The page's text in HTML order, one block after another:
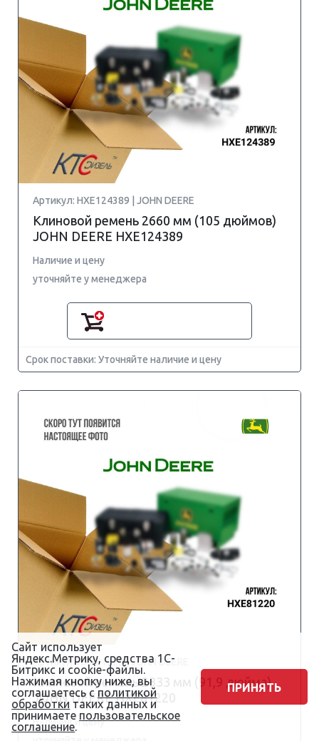
Артикул: HXE124389 | JOHN DEERE
Клиновой ремень 2660 мм (105 дюймов)
JOHN DEERE HXE124389
Наличие и цену
уточняйте у менеджера
Срок поставки: Уточняйте наличие и цену
Артикул: HXE81220 | JOHN DEERE
Клиновой ремень 2333 мм (91,9 дюйма)
JOHN DEERE HXE81220
Наличие и цену
Сайт использует
Яндекс.Метрику, средства 1С-
Битрикс и cookie-файлы.
Нажимая кнопку ниже, вы
соглашаетесь сполитикой
обработки таких данных и
принимаете пользовательское
соглашение.
ПРИНЯТЬ